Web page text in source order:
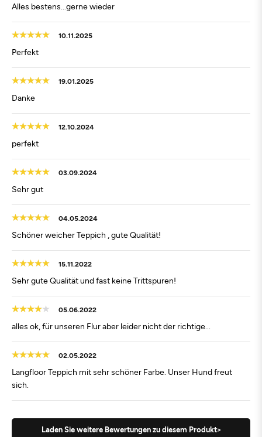
Alles bestens...gerne wieder
10.11.2025
Perfekt
19.01.2025
Danke
12.10.2024
perfekt
03.09.2024
Sehr gut
04.05.2024
Schöner weicher Teppich , gute Qualität!
15.11.2022
Sehr gute Qualität und fast keine Trittspuren!
05.06.2022
alles ok, für unseren Flur aber leider nicht der richtige...
02.05.2022
Langfloor Teppich mit sehr schöner Farbe. Unser Hund freut
sich.
Laden Sie weitere Bewertungen zu diesem Produkt>